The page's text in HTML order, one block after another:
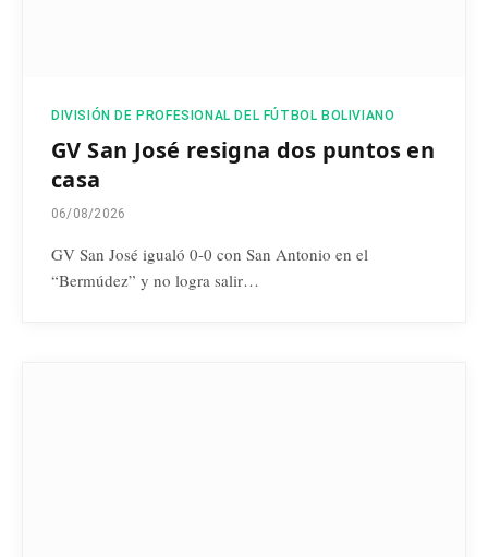
DIVISIÓN DE PROFESIONAL DEL FÚTBOL BOLIVIANO
GV San José resigna dos puntos en
casa
06/08/2026
GV San José igualó 0-0 con San Antonio en el
“Bermúdez” y no logra salir…